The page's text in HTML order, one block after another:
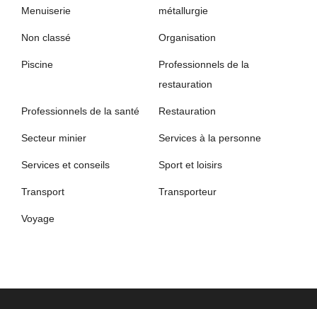
Menuiserie métallurgie
Non classé Organisation
Piscine
Professionnels de la
restauration
Professionnels de la santé Restauration
Secteur minier Services à la personne
Services et conseils Sport et loisirs
Transport Transporteur
Voyage